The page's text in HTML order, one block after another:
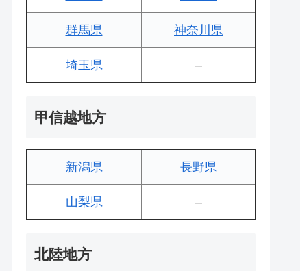
群馬県 神奈川県
埼玉県 –
甲信越地方
新潟県 長野県
山梨県 –
北陸地方